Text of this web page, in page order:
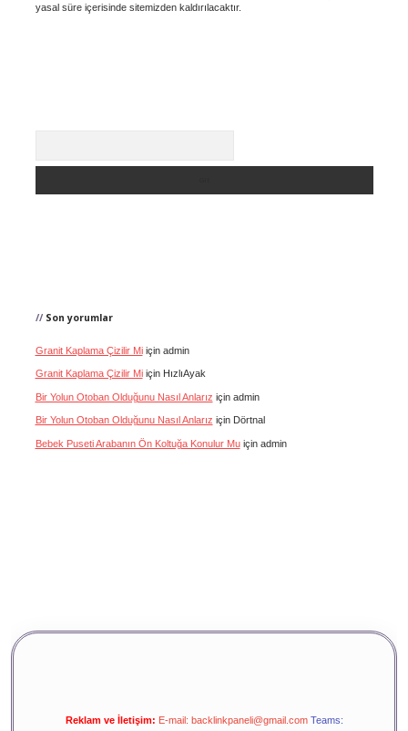
yasal süre içerisinde sitemizden kaldırılacaktır.
Son yorumlar
Granit Kaplama Çizilir Miiçin admin
Granit Kaplama Çizilir Miiçin HızlıAyak
Bir Yolun Otoban Olduğunu Nasıl Anlarız için admin
Bir Yolun Otoban Olduğunu Nasıl Anlarız için Dörtnal
Bebek Puseti Arabanın Ön Koltuğa Konulur Muiçin admin
Reklam ve İletişim: E-mail: backlinkpaneli@gmail.com Teams: